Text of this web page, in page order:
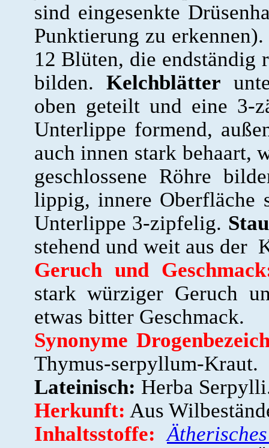
sind eingesenkte
Punktierung zu
12 Blüten, die
bilden. Kelchblätter
oben geteilt und eine 3-
Unterlippe formend,
auch innen stark behaart,
geschlossene Röhre
lippig, innere Oberfläche
Unterlippe 3-zipfelig.
stehend und weit aus der
Geruch und
stark würziger Geruch
etwas bitter Geschmack.
Synonyme
Thymus-serpyllum-
Lateinisch: Herba
Herkunft: Aus
Inhaltsstoffe: